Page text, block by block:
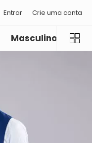
Entrar Crie uma conta
Masculino